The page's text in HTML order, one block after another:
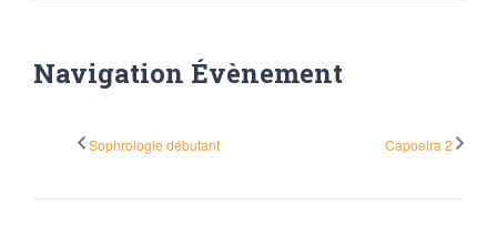
Navigation Évènement
Sophrologie débutant Capoeira 2